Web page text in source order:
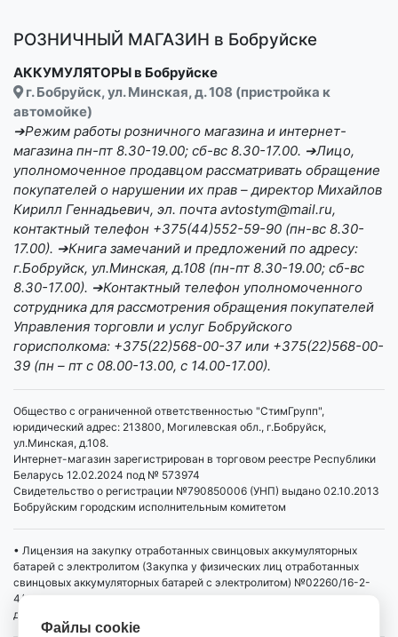
РОЗНИЧНЫЙ МАГАЗИН в Бобруйске
АККУМУЛЯТОРЫ в Бобруйске
г. Бобруйск, ул. Минская, д. 108 (пристройка к
автомойке)
➔Режим работы розничного магазина и интернет-
магазина пн-пт 8.30-19.00; сб-вс 8.30-17.00. ➔Лицо,
уполномоченное продавцом рассматривать обращение
покупателей о нарушении их прав – директор Михайлов
Кирилл Геннадьевич, эл. почта avtostym@mail.ru,
контактный телефон +375(44)552-59-90 (пн-вс 8.30-
17.00). ➔Книга замечаний и предложений по адресу:
г.Бобруйск, ул.Минская, д.108 (пн-пт 8.30-19.00; сб-вс
8.30-17.00). ➔Контактный телефон уполномоченного
сотрудника для рассмотрения обращения покупателей
Управления торговли и услуг Бобруйского
горисполкома: +375(22)568-00-37 или +375(22)568-00-
39 (пн – пт с 08.00-13.00, с 14.00-17.00).
Общество с ограниченной ответственностью "СтимГрупп",
юридический адрес: 213800, Могилевская обл., г.Бобруйск,
ул.Минская, д.108.
Интернет-магазин зарегистрирован в торговом реестре Республики
Беларусь 12.02.2024 под № 573974
Свидетельство о регистрации №790850006 (УНП) выдано 02.10.2013
Бобруйским городским исполнительным комитетом
• Лицензия на закупку отработанных свинцовых аккумуляторных
батарей с электролитом (Закупка у физических лиц отработанных
свинцовых аккумуляторных батарей с электролитом) №02260/16-2-
4/4 от 01.04.2019 выдана Министерством промышленности РБ,
действует бессрочно
Файлы cookie